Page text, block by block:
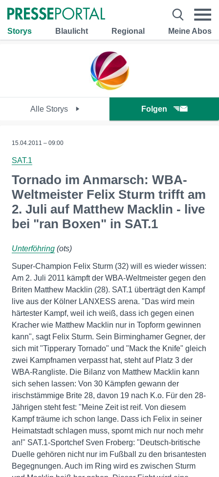
Storys Blaulicht Regional Meine Abos
Alle Storys Folgen
15.04.2011 – 09:00
SAT.1
Tornado im Anmarsch: WBA-
Weltmeister Felix Sturm trifft am
2. Juli auf Matthew Macklin - live
bei "ran Boxen" in SAT.1
Unterföhring (ots)
Super-Champion Felix Sturm (32) will es wieder wissen:
Am 2. Juli 2011 kämpft der WBA-Weltmeister gegen den
Briten Matthew Macklin (28). SAT.1 überträgt den Kampf
live aus der Kölner LANXESS arena. "Das wird mein
härtester Kampf, weil ich weiß, dass ich gegen einen
Kracher wie Matthew Macklin nur in Topform gewinnen
kann", sagt Felix Sturm. Sein Birminghamer Gegner, der
sich mit "Tipperary Tornado" und "Mack the Knife" gleich
zwei Kampfnamen verpasst hat, steht auf Platz 3 der
WBA-Rangliste. Die Bilanz von Matthew Macklin kann
sich sehen lassen: Von 30 Kämpfen gewann der
irischstämmige Brite 28, davon 19 nach K.o. Für den 28-
Jährigen steht fest: "Meine Zeit ist reif. Von diesem
Kampf träume ich schon lange. Dass ich Felix in seiner
Heimatstadt schlagen muss, spornt mich nur noch mehr
an!" SAT.1-Sportchef Sven Froberg: "Deutsch-britische
Duelle gehören nicht nur im Fußball zu den brisantesten
Begegnungen. Auch im Ring wird es zwischen Sturm